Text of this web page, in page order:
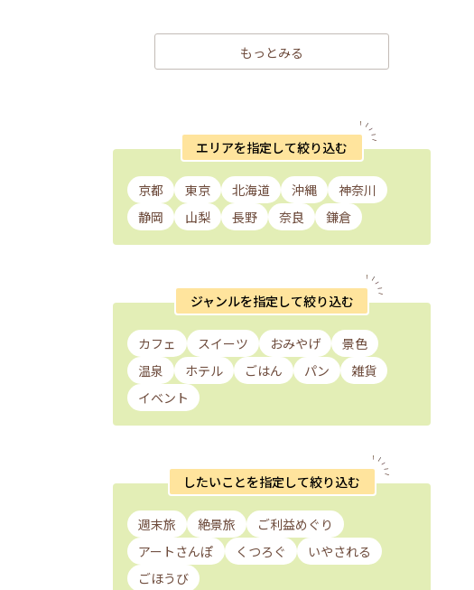
もっとみる
エリアを指定して絞り込む
京都 東京 北海道 沖縄
神奈川
静岡
山梨 長野 奈良 鎌倉
ジャンルを指定して絞り込む
カフェ スイーツ おみやげ
景色
温泉
ホテル ごはん パン
雑貨
イベント
したいことを指定して絞り込む
週末旅 絶景旅
ご利益めぐり
アートさんぽ
くつろぐ
いやされる
ごほうび